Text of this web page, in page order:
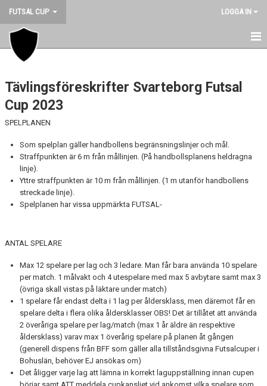
FUTSAL CUP LOGGA IN
NYHETER
HEM
KLASSER
PRISER
BILDGALLERI
SPELPLATS
GÄSTBOK
KIOSK
KONTAKT
Tävlingsföreskrifter Svarteborg Futsal
Cup 2023
SPELPLANEN
Som spelplan gäller handbollens begränsningslinjer och mål.
Straffpunkten är 6 m från mållinjen. (På handbollsplanens heldragna
linje).
Yttre straffpunkten är 10 m från mållinjen. (1 m utanför handbollens
streckade linje).
Spelplanen har vissa uppmärkta FUTSAL-
ANTAL SPELARE
Max 12 spelare per lag och 3 ledare. Man får bara använda 10 spelare
per match. 1 målvakt och 4 utespelare med max 5 avbytare samt max 3
(övriga skall vistas på läktare under match)
1 spelare får endast delta i 1 lag per åldersklass, men däremot får en
spelare delta i flera olika åldersklasser OBS! Det är tillåtet att använda
2 överåriga spelare per lag/match (max 1 år äldre än respektive
åldersklass) varav max 1 överårig spelare på planen åt gången
(generell dispens från BFF som gäller alla tillståndsgivna Futsalcuper i
Bohuslän, behöver EJ ansökas om)
Det åligger varje lag att lämna in korrekt laguppställning innan cupen